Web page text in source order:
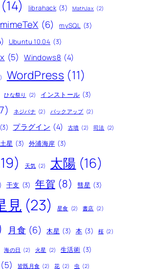
(14) librahack (3) MathJax (2)
mimeTeX (6) mySQL (3)
Ubuntu 10.04 (3)
(5) Windows8 (4)
WordPress (11)
ひな祭り (2) インストール (3)
ネジバナ (2) バックアップ (2)
(3) プラグイン (4) 古墳 (2) 司法 (2)
土星 (3) 外浦海岸 (3)
天気 (2) 太陽 (16)
干支 (3) 年賀 (8) 彗星 (3)
見 (23) 星食 (2) 書店 (2)
月食 (6) 木星 (3) 本 (3) 桜 (2)
海の日 (2) 火星 (2) 生活術 (3)
(5) 皆既月食 (2) 花 (2) 虫 (2)